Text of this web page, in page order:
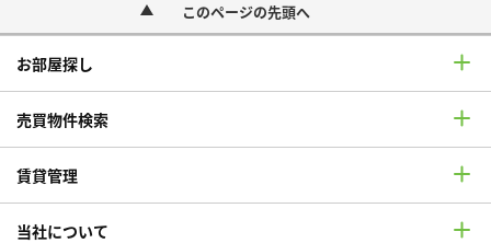
このページの先頭へ
お部屋探し
売買物件検索
賃貸管理
当社について